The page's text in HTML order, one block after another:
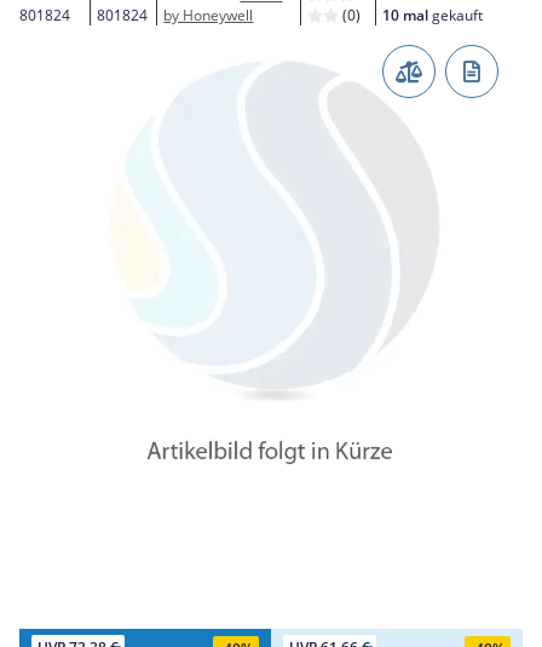
801824
801824
by Honeywell
(0)
10 malgekauft